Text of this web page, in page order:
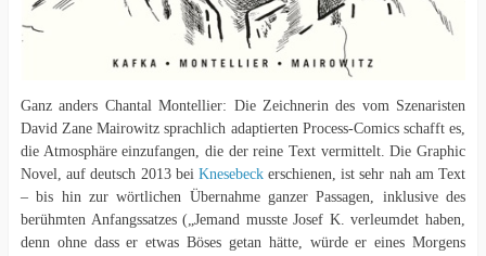
Ganz anders Chantal Montellier: Die Zeichnerin des vom Szenaristen
David Zane Mairowitz sprachlich adaptierten Process-Comics schafft es,
die Atmosphäre einzufangen, die der reine Text vermittelt. Die Graphic
Novel, auf deutsch 2013 bei Knesebeckerschienen, ist sehr nah am Text
– bis hin zur wörtlichen Übernahme ganzer Passagen, inklusive des
berühmten Anfangssatzes („Jemand musste Josef K. verleumdet haben,
denn ohne dass er etwas Böses getan hätte, würde er eines Morgens